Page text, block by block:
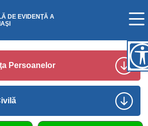
DE EVIDENŢĂ A
Persoanelor